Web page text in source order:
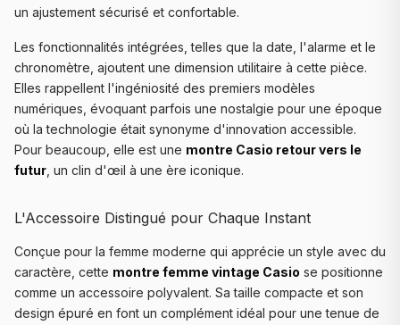
un ajustement sécurisé et confortable.
Les fonctionnalités intégrées, telles que la date, l'alarme et le
chronomètre, ajoutent une dimension utilitaire à cette pièce.
Elles rappellent l'ingéniosité des premiers modèles
numériques, évoquant parfois une nostalgie pour une époque
où la technologie était synonyme d'innovation accessible.
Pour beaucoup, elle est une montre Casio retour vers le
futur , un clin d'œil à une ère iconique.
L'Accessoire Distingué pour Chaque Instant
Conçue pour la femme moderne qui apprécie un style avec du
caractère, cette montre femme vintage Casio se positionne
comme un accessoire polyvalent. Sa taille compacte et son
design épuré en font un complément idéal pour une tenue de